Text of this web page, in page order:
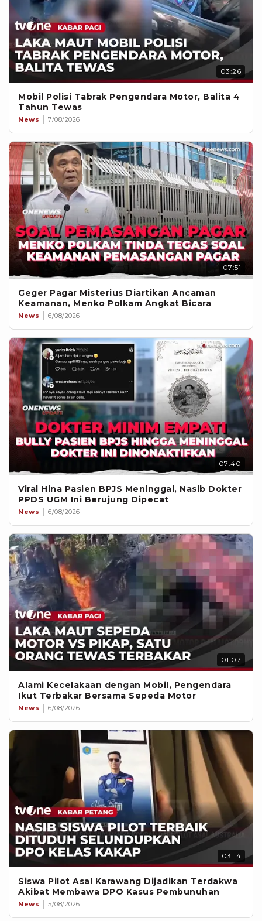
03:26
Mobil Polisi Tabrak Pengendara Motor, Balita 4
Tahun Tewas
News 7/08/2026
07:51
Geger Pagar Misterius Diartikan Ancaman
Keamanan, Menko Polkam Angkat Bicara
News 6/08/2026
07:40
Viral Hina Pasien BPJS Meninggal, Nasib Dokter
PPDS UGM Ini Berujung Dipecat
News 6/08/2026
01:07
Alami Kecelakaan dengan Mobil, Pengendara
Ikut Terbakar Bersama Sepeda Motor
News 6/08/2026
03:14
Siswa Pilot Asal Karawang Dijadikan Terdakwa
Akibat Membawa DPO Kasus Pembunuhan
News 5/08/2026